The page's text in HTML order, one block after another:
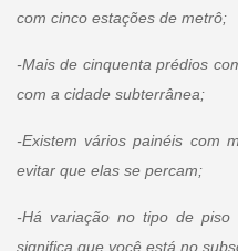
com cinco estações de metrô;
-Mais de cinquenta prédios
com a cidade subterrânea;
-Existem vários painéis com
evitar que elas se percam;
-Há variação no tipo de
significa que você está no